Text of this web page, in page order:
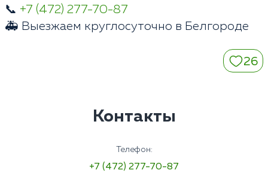
📞 +7 (472) 277-70-87
🚑 Выезжаем круглосуточно в Белгороде
26
Контакты
Телефон:
+7 (472) 277-70-87